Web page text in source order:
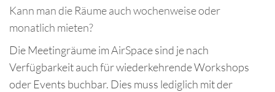
Kann man die Räume auch wochenweise oder
monatlich mieten?
Die Meetingräume im AirSpace sind je nach
Verfügbarkeit auch für wiederkehrende Workshops
oder Events buchbar. Dies muss lediglich mit der